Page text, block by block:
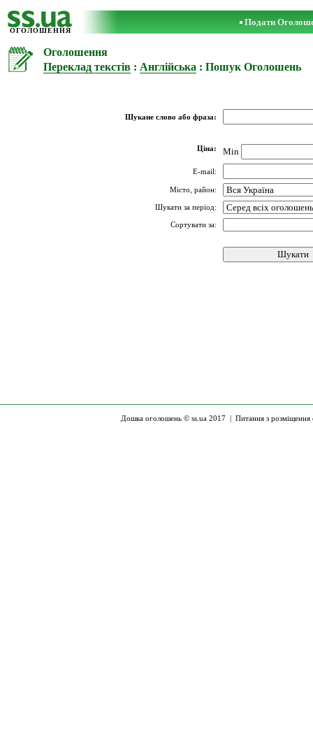
ОГОЛОШЕННЯ
Подати
Оголошення
Переклад текстів : Англійська : Пошук Оголошень
Шукане слово або фраза:
Ціна: Min
E-mail:
Місто, район:
Шукати за період:
Сортувати за:
Дошка оголошень © ss.ua 2017 | Питання з